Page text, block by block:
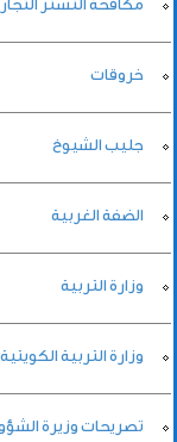
مكافحة التستر
خروقات
جليب الشيوخ
الضفة الغربية
وزارة التربية
وزارة التربية الكويتية
تصريحات وزيرة